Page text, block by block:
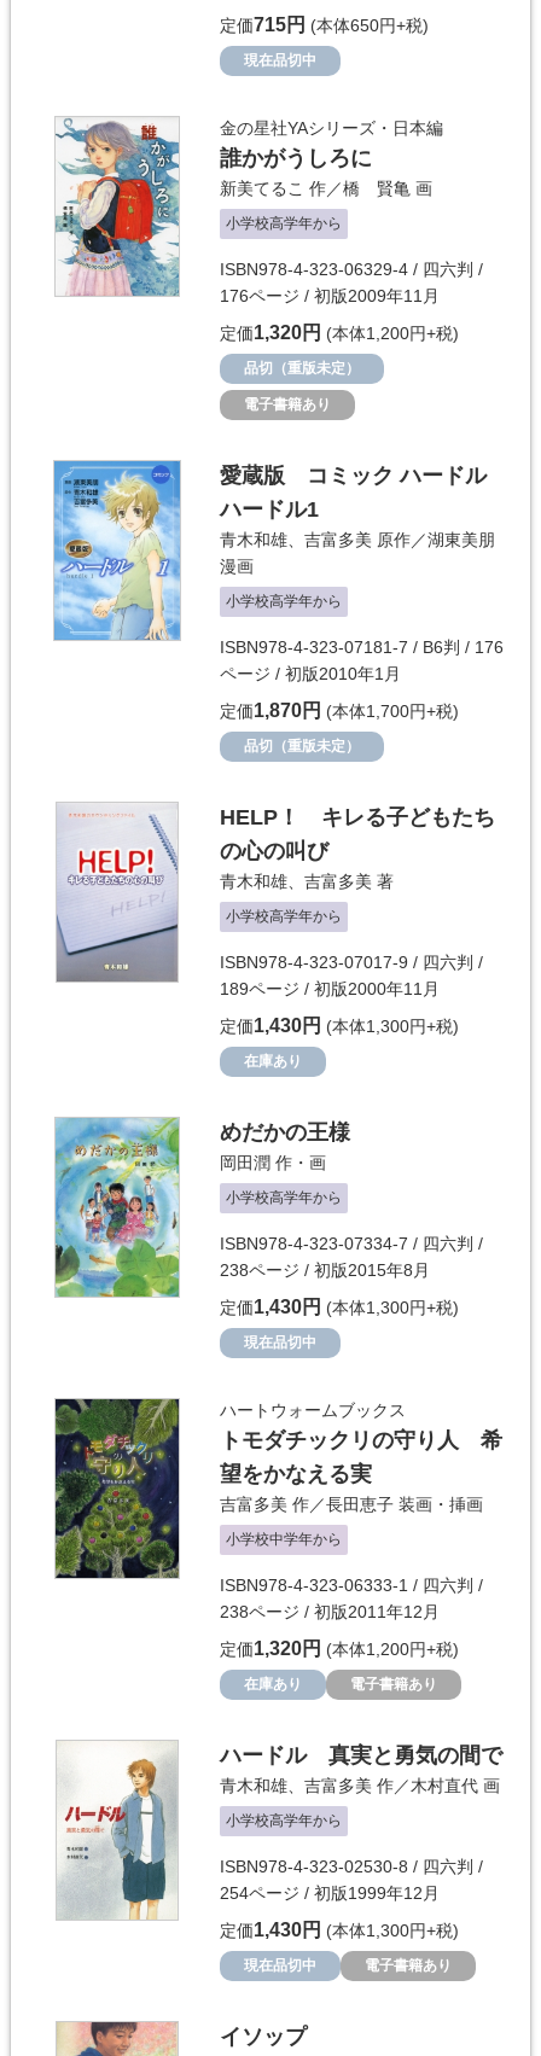
定価715円 (本体650円+税)
現在品切中
金の星社YAシリーズ・日本編
誰かがうしろに
新美てるこ 作／橋 賢亀 画
小学校高学年から
ISBN978-4-323-06329-4 / 四六判 /
176ページ / 初版2009年11月
定価1,320円 (本体1,200円+税)
品切（重版未定）
電子書籍あり
愛蔵版 コミック ハードル
ハードル1
青木和雄 吉富多美 原作／湖東美朋
漫画
小学校高学年から
ISBN978-4-323-07181-7 / B6判 / 176
ページ / 初版2010年1月
定価1,870円 (本体1,700円+税)
品切（重版未定）
HELP！ キレる子どもたち
の心の叫び
青木和雄 吉富多美 著
小学校高学年から
ISBN978-4-323-07017-9 / 四六判 /
189ページ / 初版2000年11月
定価1,430円 (本体1,300円+税)
在庫あり
めだかの王様
岡田潤 作・画
小学校高学年から
ISBN978-4-323-07334-7 / 四六判 /
238ページ / 初版2015年8月
定価1,430円 (本体1,300円+税)
現在品切中
ハートウォームブックス
トモダチックリの守り人 希
望をかなえる実
吉富多美 作／長田恵子 装画・挿画
小学校中学年から
ISBN978-4-323-06333-1 / 四六判 /
238ページ / 初版2011年12月
定価1,320円 (本体1,200円+税)
在庫あり 電子書籍あり
ハードル 真実と勇気の間で
青木和雄 吉富多美 作／木村直代 画
小学校高学年から
ISBN978-4-323-02530-8 / 四六判 /
254ページ / 初版1999年12月
定価1,430円 (本体1,300円+税)
現在品切中 電子書籍あり
イソップ